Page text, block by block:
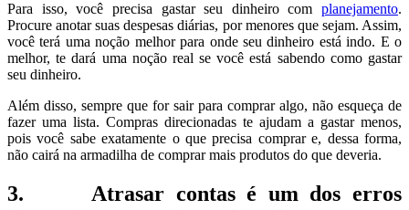
Para isso, você precisa gastar seu dinheiro com planejamento.
Procure anotar suas despesas diárias, por menores que sejam. Assim,
você terá uma noção melhor para onde seu dinheiro está indo. E o
melhor, te dará uma noção real se você está sabendo como gastar
seu dinheiro.
Além disso, sempre que for sair para comprar algo, não esqueça de
fazer uma lista. Compras direcionadas te ajudam a gastar menos,
pois você sabe exatamente o que precisa comprar e, dessa forma,
não cairá na armadilha de comprar mais produtos do que deveria.
3. Atrasar contas é um dos erros